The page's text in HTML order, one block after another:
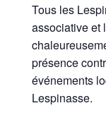
Tous les
associative et
présence
événements
Lespinasse.